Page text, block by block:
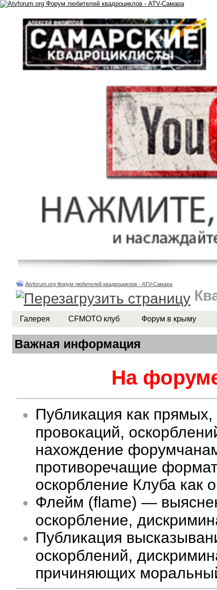
Atvforum.org Форум любителей квадроциклов - ATV-Самара
Галерея CFMOTO клуб Форум в крыму
Важная информация
На
Публикация как
провокаций,
нахождение
противоречащие
оскорбление Клуба как
Флейм (flame) —
оскорбление,
Публикация
оскорблений,
причиняющих